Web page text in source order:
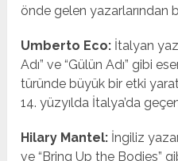
önde gelen yazarlarından
Umberto Eco: İtalyan
Adı” ve “Gülün Adı” gibi
türünde büyük bir etki
14. yüzyılda İtalya’da
Hilary Mantel: İngiliz
ve “Bring Up the Bodies”